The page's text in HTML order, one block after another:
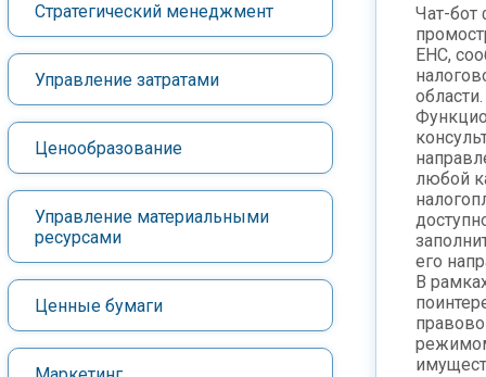
Стратегический менеджмент
Управление затратами
Ценообразование
Управление материальными
ресурсами
Ценные бумаги
Чат-бот
ЕНС,
области.
любой
его
В